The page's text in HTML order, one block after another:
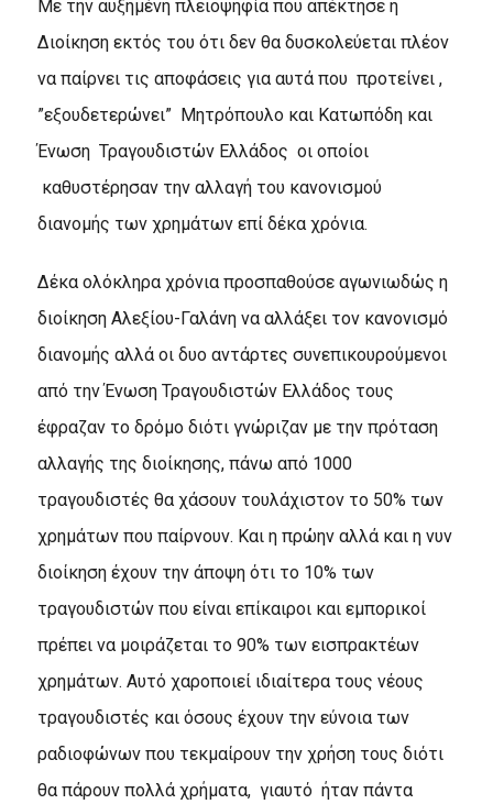
Με την αυξημένη πλειοψηφία που απέκτησε η
Διοίκηση εκτός του ότι δεν θα δυσκολεύεται πλέον
να παίρνει τις αποφάσεις για αυτά που προτείνει ,
”εξουδετερώνει” Μητρόπουλο και Κατωπόδη και
Ένωση Τραγουδιστών Ελλάδος οι οποίοι
καθυστέρησαν την αλλαγή του κανονισμού
διανομής των χρημάτων επί δέκα χρόνια.
Δέκα ολόκληρα χρόνια προσπαθούσε αγωνιωδώς η
διοίκηση Αλεξίου-Γαλάνη να αλλάξει τον κανονισμό
διανομής αλλά οι δυο αντάρτες συνεπικουρούμενοι
από την Ένωση Τραγουδιστών Ελλάδος τους
έφραζαν το δρόμο διότι γνώριζαν με την πρόταση
αλλαγής της διοίκησης, πάνω από 1000
τραγουδιστές θα χάσουν τουλάχιστον το 50% των
χρημάτων που παίρνουν. Και η πρώην αλλά και η νυν
διοίκηση έχουν την άποψη ότι το 10% των
τραγουδιστών που είναι επίκαιροι και εμπορικοί
πρέπει να μοιράζεται το 90% των εισπρακτέων
χρημάτων. Αυτό χαροποιεί ιδιαίτερα τους νέους
τραγουδιστές και όσους έχουν την εύνοια των
ραδιοφώνων που τεκμαίρουν την χρήση τους διότι
θα πάρουν πολλά χρήματα, γιαυτό ήταν πάντα